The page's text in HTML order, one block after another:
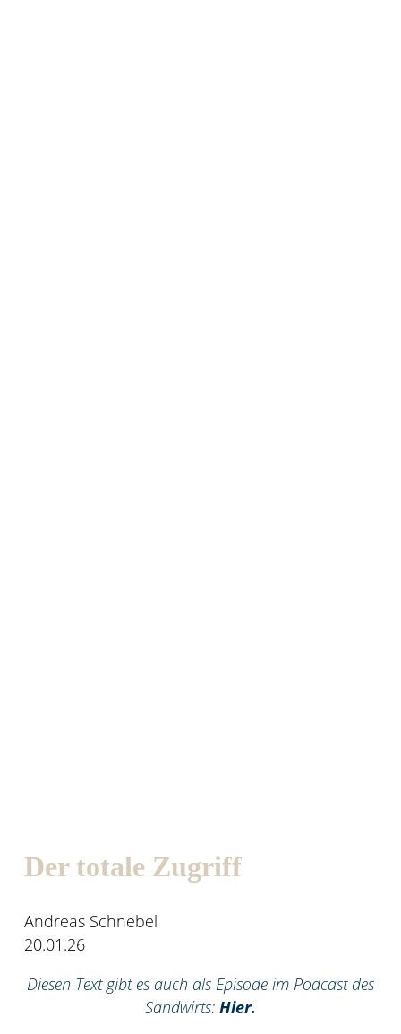
Der totale Zugriff
Andreas Schnebel
20.01.26
Diesen Text gibt es auch als Episode im Podcast des
Sandwirts: Hier.